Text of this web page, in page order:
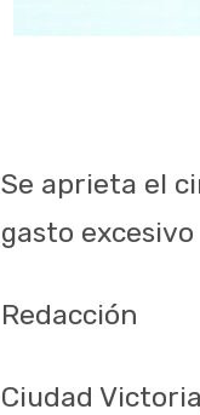
Se aprieta el
gasto excesivo
Redacción
Ciudad